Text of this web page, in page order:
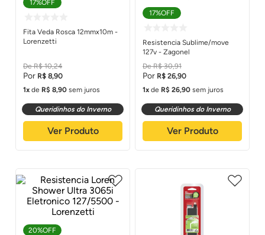
17%OFF
Fita Veda Rosca 12mmx10m -
Lorenzetti
R$ 10,24
R$ 8,90
1
de R$ 8,90 sem juros
Queridinhos do Inverno
Ver Produto
17%OFF
Resistencia Sublime/move
127v - Zagonel
R$ 30,91
R$ 26,90
1
de R$ 26,90 sem juros
Queridinhos do Inverno
Ver Produto
20%OFF